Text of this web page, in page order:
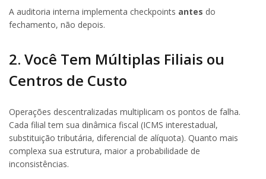
A auditoria interna implementa checkpoints antes do
fechamento, não depois.
2. Você Tem Múltiplas Filiais ou
Centros de Custo
Operações descentralizadas multiplicam os pontos de falha.
Cada filial tem sua dinâmica fiscal (ICMS interestadual,
substituição tributária, diferencial de alíquota). Quanto mais
complexa sua estrutura, maior a probabilidade de
inconsistências.